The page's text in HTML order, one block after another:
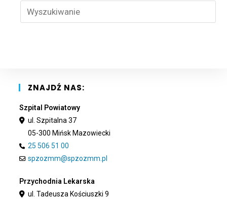
ZNAJDŹ NAS:
Szpital Powiatowy
ul. Szpitalna 37
05-300 Mińsk Mazowiecki
25 506 51 00
spzozmm@spzozmm.pl
Przychodnia Lekarska
ul. Tadeusza Kościuszki 9